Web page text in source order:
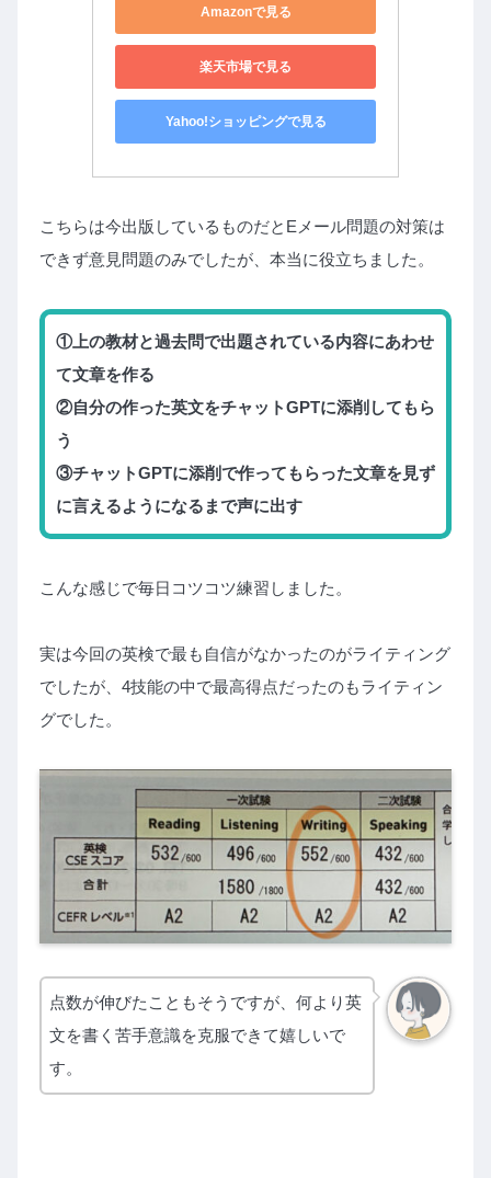
Amazonで見る
楽天市場で見る
Yahoo!ショッピングで見る
こちらは今出版しているものだとEメール問題の対策は
できず意見問題のみでしたが、本当に役立ちました。
①上の教材と過去問で出題されている内容にあわせ
て文章を作る
②自分の作った英文をチャットGPTに添削してもら
う
③チャットGPTに添削で作ってもらった文章を見ず
に言えるようになるまで声に出す
こんな感じで毎日コツコツ練習しました。
実は今回の英検で最も自信がなかったのがライティング
でしたが、4技能の中で最高得点だったのもライティン
グでした。
点数が伸びたこともそうですが、何より英
文を書く苦手意識を克服できて嬉しいで
す。